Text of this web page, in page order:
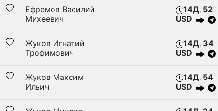
Ефремов Василий
Михеевич
14Д, 52
USD
Жуков Игнатий
Трофимович
14Д, 34
USD
Жуков Максим
Ильич
14Д, 54
USD